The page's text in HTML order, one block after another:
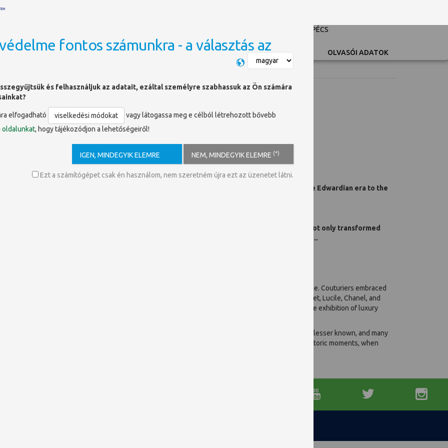
UNIVERSITY OF PÉCS
OLDALTÉRKÉP Switch language OLVASÓI ADATOK
clothes : fashion and dress in autochromes 1907-1930
first widely accessible color process is also the story of fashion, as it evolved from the Edwardian era to the
the arrival of the autochrome, the color process invented by the Lumière brothers that not only transformed
recorded the transition of fashion from Edwardian elegance toward a liberating modernity...
the unique beauty of the autochrome in 370 images that reflect the broad sweep of its usage. Couturiers embraced
their exquisite designs to luminous perfection—among them Fortuny, Poiret, Doucet, Vionnet, Lucile, Chanel, and
of fashion, there are also examples from the Salon du Goût Français, France’s “virtual” autochrome exhibition of luxury
involved may be famous in their field—Lartigue, Stieglitz, Steichen—though very often they are lesser known, and many
the process with panache. Whoever they were, they helped to immortalize one of photography’s historic moments, when
fontos számunkra - a választás az
és felhasználjuk az adatait, ezáltal személyre szabhassuk az Ön számára
elfogadható viselkedési módokat
vagy látogassa meg e célból létrehozott bővebb
oldalunkat, hogy tájékozódjon a lehetőségeiről!
IGEN, MINDEGYIK ELEMRE NEM, MINDEGYIK ELEMRE (*)
Ezt a számítógépet csak én használom, nem szeretném újra ezt az üzenetet látni.